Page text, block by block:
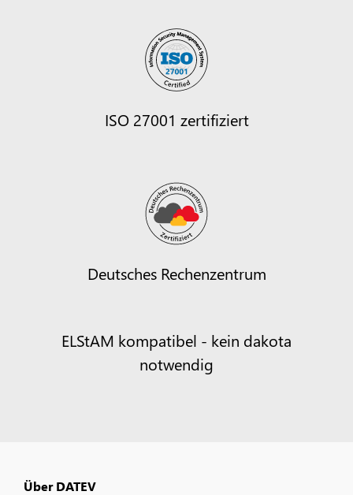
ISO 27001 zertifiziert
Deutsches Rechenzentrum
ELStAM kompatibel - kein dakota
notwendig
Über DATEV